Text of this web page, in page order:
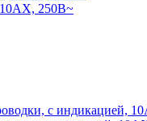
10АХ, 250В~